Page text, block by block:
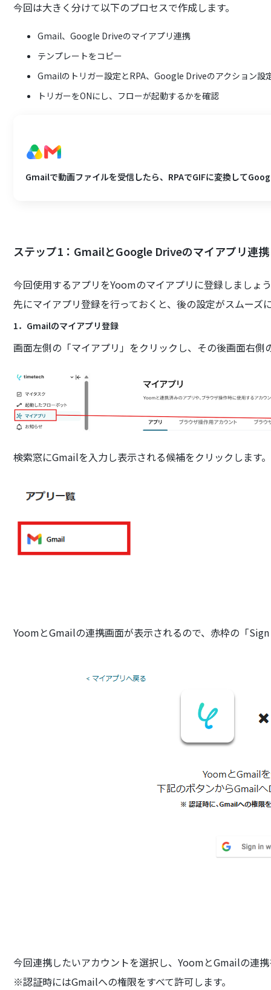
今回は大きく分けて以下のプロセスで作成します。
Gmail、Google Driveのマイアプリ連携
テンプレートをコピー
Gmailのトリガー設定とRPA、Google Driveのアクション設
トリガーをONにし、フローが起動するかを確認
Gmailで動画ファイルを受信したら、RPAでGIFに変換して
ステップ1：GmailとGoogle Driveのマイアプリ連携
今回使用するアプリをYoomのマイアプリに登録しましょ
先にマイアプリ登録を行っておくと、後の設定がスムーズ
1．Gmailのマイアプリ登録
画面左側の「マイアプリ」をクリックし、その後画面右
検索窓にGmailを入力し表示される候補をクリックします。
YoomとGmailの連携画面が表示されるので、赤枠の「
今回連携したいアカウントを選択し、YoomとGmailの連
※認証時にはGmailへの権限をすべて許可します。